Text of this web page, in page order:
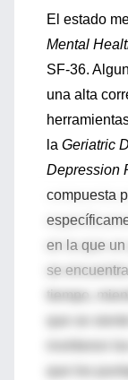
El estado
Mental
SF-36.
una alta
la Geriatric
Depression
compuesta
en la que
se
tiempo,
que se
que los